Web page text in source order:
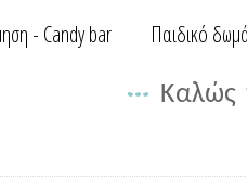
- Candy bar Παιδικό
Καλώς